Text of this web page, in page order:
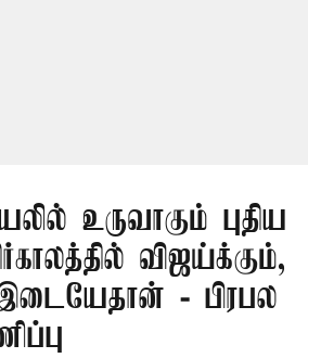
உருவாகும் புதிய
விஜய்க்கும்,
இடையேதான் - பிரபல